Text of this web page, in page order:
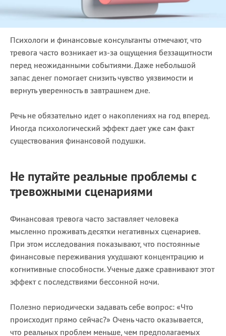
Психологи и финансовые консультанты отмечают, что
тревога часто возникает из-за ощущения беззащитности
перед неожиданными событиями. Даже небольшой
запас денег помогает снизить чувство уязвимости и
вернуть уверенность в завтрашнем дне.
Речь не обязательно идет о накоплениях на год вперед.
Иногда психологический эффект дает уже сам факт
существования финансовой подушки.
Не путайте реальные проблемы с
тревожными сценариями
Финансовая тревога часто заставляет человека
мысленно проживать десятки негативных сценариев.
При этом исследования показывают, что постоянные
финансовые переживания ухудшают концентрацию и
когнитивные способности. Ученые даже сравнивают этот
эффект с последствиями бессонной ночи.
Полезно периодически задавать себе вопрос: «Что
происходит прямо сейчас?» Очень часто оказывается,
что реальных проблем меньше, чем предполагаемых